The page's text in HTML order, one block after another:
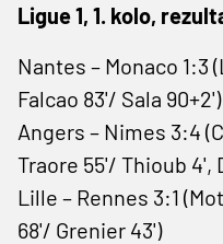
Ligue 1, 1. kolo,
Nantes – Monaco 1:3
Falcao 83'/ Sala 90+2')
Angers – Nimes 3:4
Traore 55'/ Thioub 4',
Lille – Rennes 3:1
68'/ Grenier 43')